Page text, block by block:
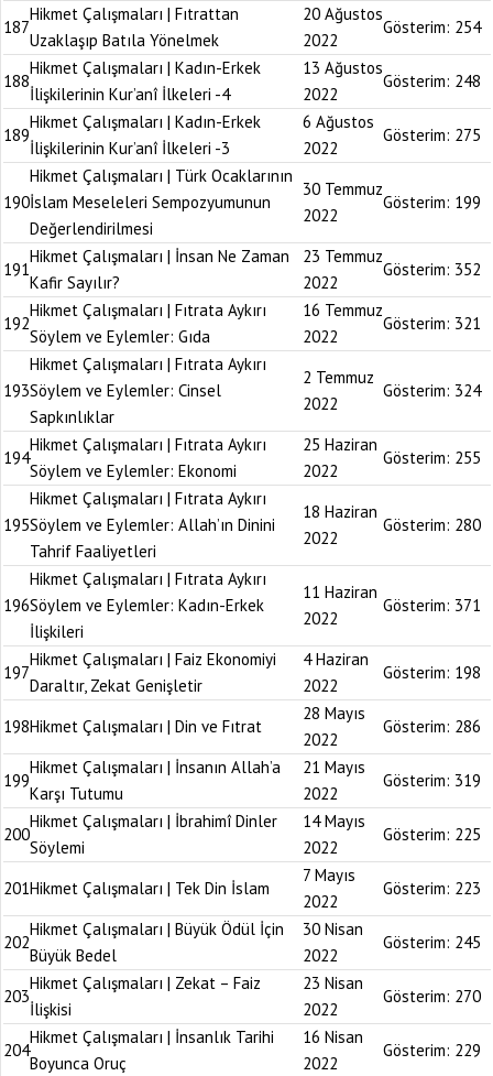
187
Hikmet Çalışmaları | Fıtrattan
Uzaklaşıp Batıla Yönelmek
20 Ağustos
2022
Gösterim: 254
188
Hikmet Çalışmaları | Kadın-Erkek
İlişkilerinin Kur’anî İlkeleri -4
13 Ağustos
2022
Gösterim: 248
189
Hikmet Çalışmaları | Kadın-Erkek
İlişkilerinin Kur’anî İlkeleri -3
6 Ağustos
2022
Gösterim: 275
190
Hikmet Çalışmaları | Türk Ocaklarının
İslam Meseleleri Sempozyumunun
Değerlendirilmesi
30 Temmuz
2022
Gösterim: 199
191
Hikmet Çalışmaları | İnsan Ne Zaman
Kafir Sayılır?
23 Temmuz
2022
Gösterim: 352
192
Hikmet Çalışmaları | Fıtrata Aykırı
Söylem ve Eylemler: Gıda
16 Temmuz
2022
Gösterim: 321
193
Hikmet Çalışmaları | Fıtrata Aykırı
Söylem ve Eylemler: Cinsel
Sapkınlıklar
2 Temmuz
2022
Gösterim: 324
194
Hikmet Çalışmaları | Fıtrata Aykırı
Söylem ve Eylemler: Ekonomi
25 Haziran
2022
Gösterim: 255
195
Hikmet Çalışmaları | Fıtrata Aykırı
Söylem ve Eylemler: Allah’ın Dinini
Tahrif Faaliyetleri
18 Haziran
2022
Gösterim: 280
196
Hikmet Çalışmaları | Fıtrata Aykırı
Söylem ve Eylemler: Kadın-Erkek
İlişkileri
11 Haziran
2022
Gösterim: 371
197
Hikmet Çalışmaları | Faiz Ekonomiyi
Daraltır, Zekat Genişletir
4 Haziran
2022
Gösterim: 198
198Hikmet Çalışmaları | Din ve Fıtrat
28 Mayıs
2022
Gösterim: 286
199
Hikmet Çalışmaları | İnsanın Allah’a
Karşı Tutumu
21 Mayıs
2022
Gösterim: 319
200
Hikmet Çalışmaları | İbrahimî Dinler
Söylemi
14 Mayıs
2022
Gösterim: 225
201Hikmet Çalışmaları | Tek Din İslam
7 Mayıs
2022
Gösterim: 223
202
Hikmet Çalışmaları | Büyük Ödül İçin
Büyük Bedel
30 Nisan
2022
Gösterim: 245
203
Hikmet Çalışmaları | Zekat – Faiz
İlişkisi
23 Nisan
2022
Gösterim: 270
204
Hikmet Çalışmaları | İnsanlık Tarihi
Boyunca Oruç
16 Nisan
2022
Gösterim: 229